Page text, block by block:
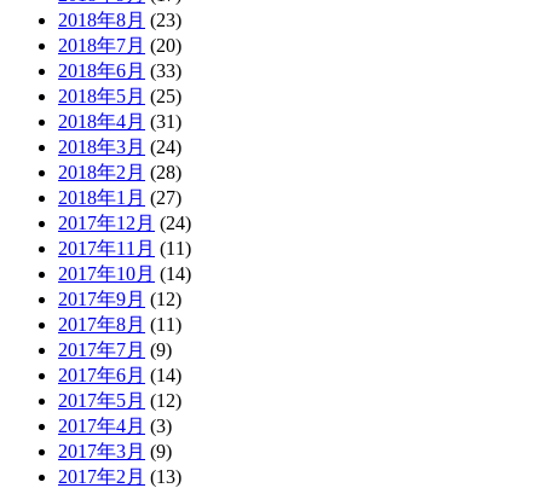
2018年8月 (23)
2018年7月 (20)
2018年6月 (33)
2018年5月 (25)
2018年4月 (31)
2018年3月 (24)
2018年2月 (28)
2018年1月 (27)
2017年12月 (24)
2017年11月 (11)
2017年10月 (14)
2017年9月 (12)
2017年8月 (11)
2017年7月 (9)
2017年6月 (14)
2017年5月 (12)
2017年4月 (3)
2017年3月 (9)
2017年2月 (13)